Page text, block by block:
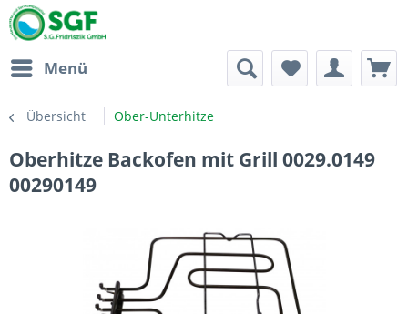
Menü
Übersicht Ober-Unterhitze
Oberhitze Backofen mit Grill 0029.0149
00290149